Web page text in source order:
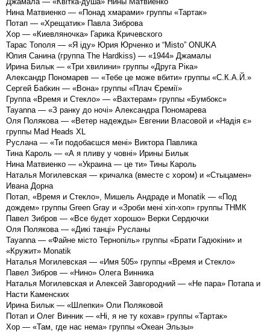
Нина Матвиенко — «Понад хмарами» группы «Тартак»
Потап — «Хрещатик» Павла Зиброва
Хор — «Киевляночка» Гарика Кричевского
Тарас Тополя — «Я іду» Юрия Юрченко и “Misto” ONUKA
Юлия Санина (группа The Hardkiss) — «1944» Джамалы
Ирина Билык — «Три хвилини» группы «Друга Ріка»
Александр Пономарев — «Тебе це може вбити» группы «С.К.А.Й.»
Сергей Бабкин — «Вона» группы «Плач Єремії»
Группа «Время и Стекло» — «Вахтерам» группы «Бумбокс»
Tayanna — «З ранку до ночі» Александра Пономарева
Оля Полякова — «Ветер надежды» Евгении Власовой и «Надія є»
группы Mad Heads XL
Руслана — «Ти подобаєшся мені» Виктора Павлика
Тина Кароль — «А я пливу у човні» Ирины Билык
Нина Матвиенко — «Украина — це ти» Тины Кароль
Наталья Могилевская — кричалка (вместе с хором) и «Стыцамен»
Ивана Дорна
Потап, «Время и Стекло», Мишель Андраде и Monatik — «Под
дождем» группы Green Gray и «Зроби мені хіп-хоп» группы ТНМК
Павел Зибров — «Все будет хорошо» Верки Сердючки
Оля Полякова — «Дикі танці» Русланы
Tayanna — «Файне місто Тернопіль» группы «Брати Гадюкіни» и
«Кружит» Monatik
Наталья Могилевская — «Имя 505» группы «Время и Стекло»
Павел Зибров — «Нино» Олега Винника
Наталья Могилевская и Алексей Завгородний — «Не пара» Потапа и
Насти Каменских
Ирина Билык — «Шлепки» Оли Поляковой
Потап и Олег Винник — «Ні, я не ту кохав» группы «Тартак»
Хор — «Там, где нас нема» группы «Океан Эльзы»